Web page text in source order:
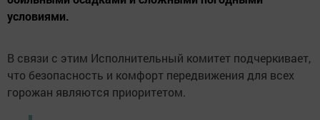
условиями.
В связи с этим Исполнительный комитет подчеркивает,
что безопасность и комфорт передвижения для всех
горожан являются приоритетом.